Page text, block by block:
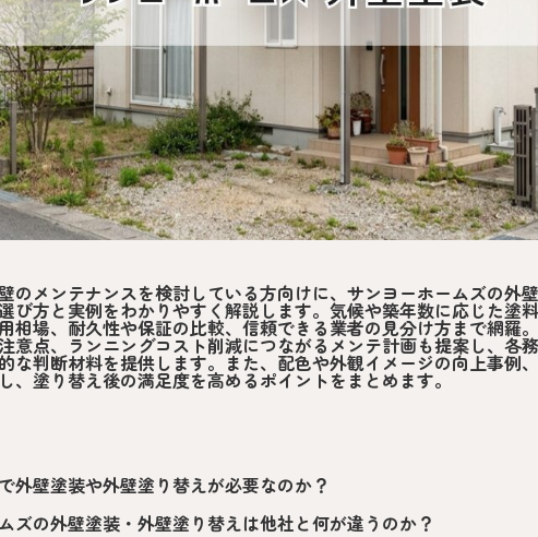
のメンテナンスを検討している方向けに、サンヨーホームズの外
び方と実例をわかりやすく解説します。気候や築年数に応じた塗
相場、耐久性や保証の比較、信頼できる業者の見分け方まで網羅
意点、ランニングコスト削減につながるメンテ計画も提案し、各
な判断材料を提供します。また、配色や外観イメージの向上事例
、塗り替え後の満足度を高めるポイントをまとめます。
外壁塗装や外壁塗り替えが必要なのか？
ズの外壁塗装・外壁塗り替えは他社と何が違うのか？